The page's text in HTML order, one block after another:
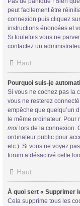
peut facilement être
connexion puis cliquez sur
instructions énoncées et
Si toutefois vous ne
contactez un
Haut
Pourquoi suis-je
Si vous ne cochez pas la
vous ne resterez
empêche que quelqu’un
le même ordinateur. Pour
moi lors de la connexion.
ordinateur public pour
etc.). Si vous ne voyez
forum a désactivé cette
Haut
À quoi sert « Supprimer
Cela supprime tous les